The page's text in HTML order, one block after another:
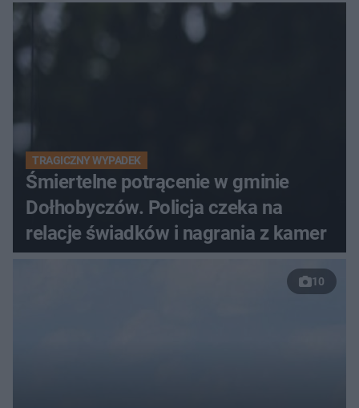
TRAGICZNY WYPADEK
Śmiertelne potrącenie w gminie
Dołhobyczów. Policja czeka na
relacje świadków i nagrania z kamer
10